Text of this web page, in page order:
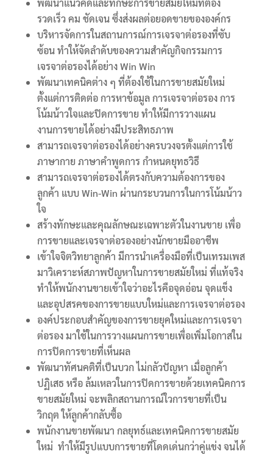
พัฒนาแนวคิดและทักษะการขายสมัยใหม่ที่ต้อง
รวดเร็ว คม ชัดเจน ซึ่งส่งผลต่อยอดขายขององค์กร
บริหารจัดการในสถานการณ์การเจรจาต่อรองที่ซับ
ซ้อน ทำให้จัดลำดับของความสำคัญกิจกรรมการ
เจรจาต่อรองได้อย่าง Win Win
พัฒนาเทคนิคต่าง ๆ ที่ต้องใช้ในการขายสมัยใหม่
ตั้งแต่การติดต่อ การหาข้อมูล การเจรจาต่อรอง การ
โน้มน้าวใจและปิดการขาย ทำให้มีการวางแผน
งานการขายได้อย่างมีประสิทธภาพ
สามารถเจรจาต่อรองได้อย่างครบวงจรตั้งแต่การใช้
ภาษากาย ภาษาคำพูดการ กำหนดยุทธวิธี
สามารถเจรจาต่อรองได้ตรงกับความต้องการของ
ลูกค้า แบบ Win-Win ผ่านกระบวนการในการโน้มน้าว
ใจ
สร้างทักษะและคุณลักษณะเฉพาะตัวในงานขาย เพื่อ
การขายและเจรจาต่อรองอย่างนักขายมืออาชีพ
เข้าใจจิตวิทยาลูกค้า มีการนำเครื่องมือที่เป็นเทรมเพส
มาวิเคราะห์สภาพปัญหาในการขายสมัยใหม่ ที่แท้จริง
ทำให้พนักงานขายเข้าใจว่าอะไรคือจุดอ่อน จุดแข็ง
และอุปสรคของการขายแบบใหม่และการเจรจาต่อรอง
องค์ประกอบสำคัญของการขายยุคใหม่และการเจรจา
ต่อรองมาใช้ในการวางแผนการขายเพื่อเพิ่มโอกาสใน
การปิดการขายที่เห็นผล
พัฒนาทัศนคติที่เป็นบวก ไม่กลัวปัญหา เมื่อลูกค้า
ปฏิเสธ หรือ ล้มเหลวในการปิดการขายด้วยเทคนิคการ
ขายสมัยใหม่ จะพลิกสถานการณ์ใวการขายที่เป็น
วิกฤต ให้ลูกค้ากลับซื้อ
พนักงานขายพัฒนา กลยุทธ์และเทคนิคการขายสมัย
ใหม่ ทำให้มีรูปแบบการขายที่โดดเด่นกว่าคู่แข่ง จนได้